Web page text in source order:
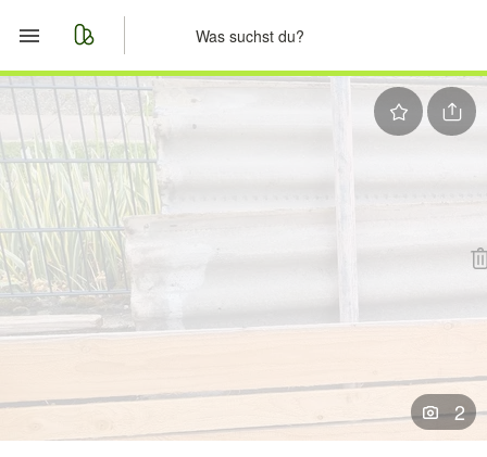
Start
Merkliste
Nachrichten
Anzeige aufgeben
2